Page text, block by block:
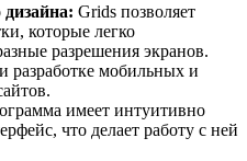
Grids позволяет
которые легко
разрешения экранов.
разработке мобильных и
имеет интуитивно
что делает работу с ней